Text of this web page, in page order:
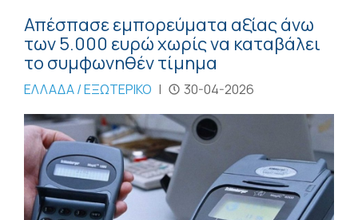
Απέσπασε εμπορεύματα αξίας άνω
των 5.000 ευρώ χωρίς να καταβάλει
το συμφωνηθέν τίμημα
ΕΛΛΑΔΑ / ΕΞΩΤΕΡΙΚΟ | 30-04-2026